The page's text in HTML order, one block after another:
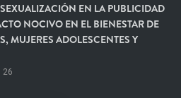
EN LA PUBLICIDAD
NOCIVO EN EL BIENESTAR DE
MUJERES ADOLESCENTES Y
26